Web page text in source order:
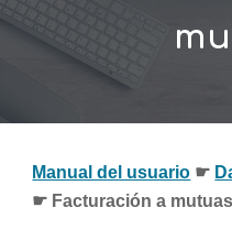
Manual del usuario ☛
☛ Facturación a mutuas